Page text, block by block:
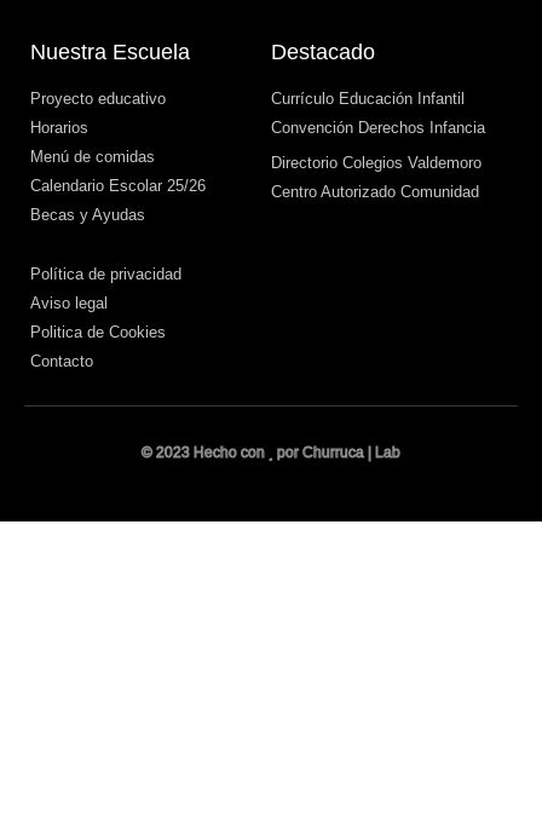
Nuestra Escuela
Proyecto educativo
Horarios
Menú de comidas
Calendario Escolar 25/26
Becas y Ayudas
Destacado
Currículo Educación Infantil
Convención Derechos Infancia
Directorio Colegios Valdemoro
Centro Autorizado Comunidad
Política de privacidad
Aviso legal
Politica de Cookies
Contacto
© 2023 Hecho con por Churruca | Lab